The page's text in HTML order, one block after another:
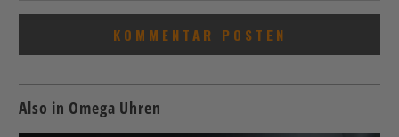
Also in Omega Uhren